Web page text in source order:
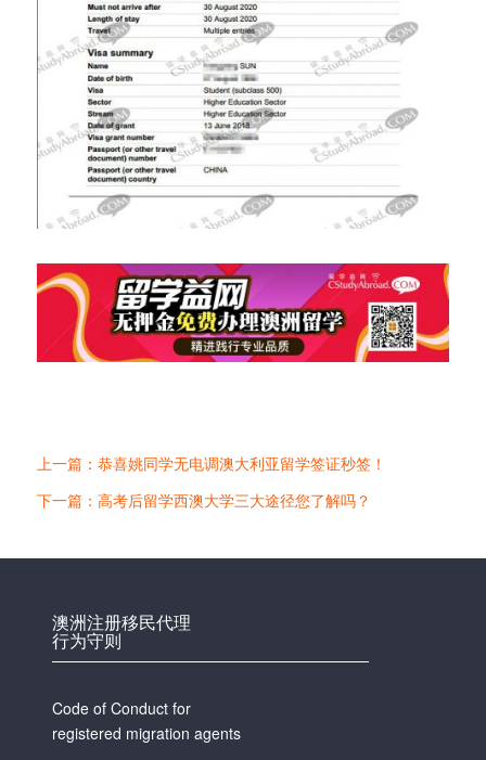
上一篇：恭喜姚同学无电调澳大利亚留学签证秒签！
下一篇：高考后留学西澳大学三大途径您了解吗？
澳洲注册移民代理
行为守则
Code of Conduct for
registered migration agents